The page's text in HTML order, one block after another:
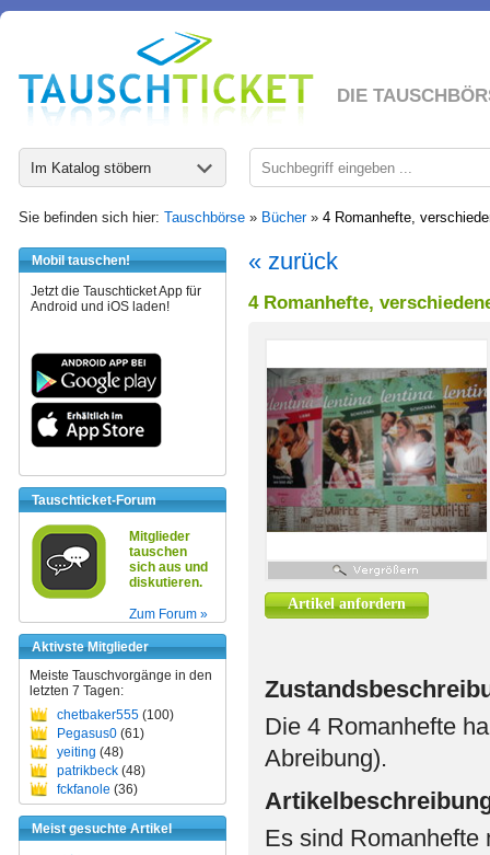
DIE
Im Katalog stöbern
Sie befinden sich hier: Tauschbörse » Bücher» 4 Romanhefte,
Mobil tauschen!
Jetzt die Tauschticket App für
Android und iOS laden!
Tauschticket-Forum
Mitglieder
tauschen
sich aus und
diskutieren.
Zum Forum »
Aktivste Mitglieder
Meiste Tauschvorgänge in den
letzten 7 Tagen:
chetbaker555 (100)
Pegasus0 (61)
yeiting (48)
patrikbeck (48)
fckfanole (36)
Meist gesuchte Artikel
« zurück
4 Romanhefte,
Artikel anfordern
Die 4 Romanhefte
Abreibung).
Es sind Romanhefte